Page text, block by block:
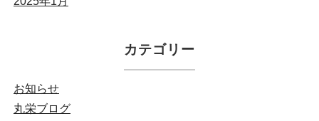
カテゴリー
お知らせ
丸栄ブログ